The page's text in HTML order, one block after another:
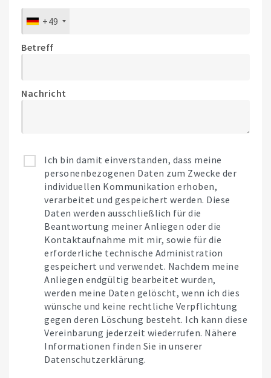
+49
Betreff
Nachricht
Ich bin damit einverstanden, dass meine
personenbezogenen Daten zum Zwecke der
individuellen Kommunikation erhoben,
verarbeitet und gespeichert werden. Diese
Daten werden ausschließlich für die
Beantwortung meiner Anliegen oder die
Kontaktaufnahme mit mir, sowie für die
erforderliche technische Administration
gespeichert und verwendet. Nachdem meine
Anliegen endgültig bearbeitet wurden,
werden meine Daten gelöscht, wenn ich dies
wünsche und keine rechtliche Verpflichtung
gegen deren Löschung besteht. Ich kann diese
Vereinbarung jederzeit wiederrufen. Nähere
Informationen finden Sie in unserer
Datenschutzerklärung.